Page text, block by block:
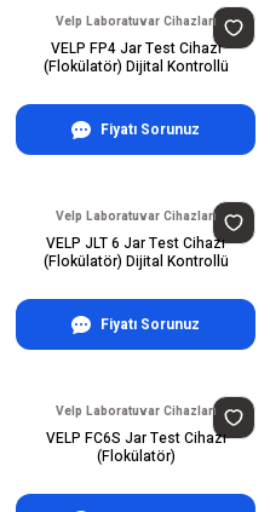
Velp Laboratuvar Cihazları
VELP FP4 Jar Test Cihazı
(Flokülatör) Dijital Kontrollü
Fiyatı Sorunuz
Velp Laboratuvar Cihazları
VELP JLT 6 Jar Test Cihazı
(Flokülatör) Dijital Kontrollü
Fiyatı Sorunuz
Velp Laboratuvar Cihazları
VELP FC6S Jar Test Cihazı
(Flokülatör)